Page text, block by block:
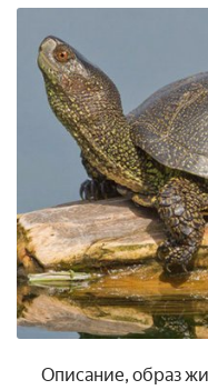
Описание, образ